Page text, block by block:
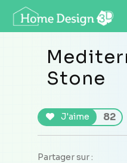
Stone
J'aime 82
Partager sur :